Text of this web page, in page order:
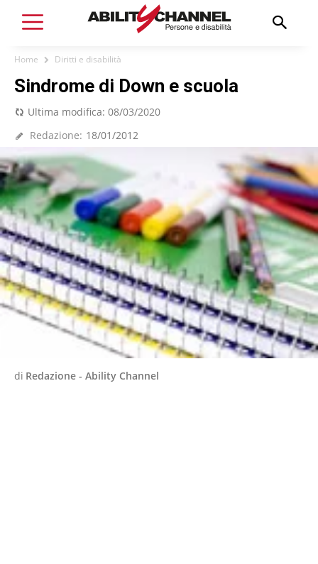
Home Diritti e disabilità
Sindrome di Down e scuola
Ultima modifica: 08/03/2020
Redazione: 18/01/2012
di Redazione - Ability Channel